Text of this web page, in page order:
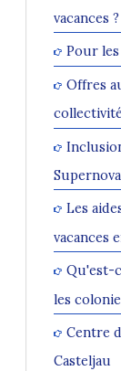
vacances ?
Pour
Offres
Supernova
Les
vacances
Qu'est-
les
Centre
Casteljau